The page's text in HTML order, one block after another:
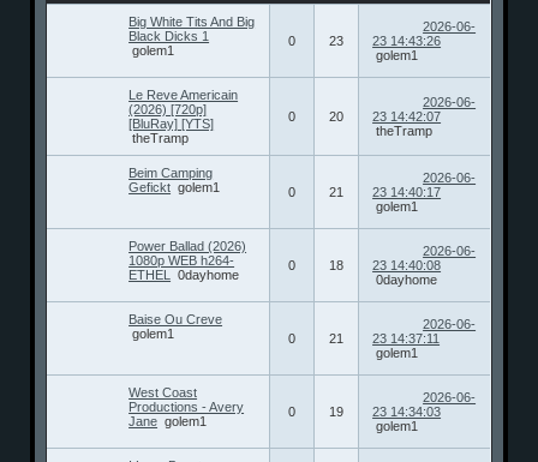
Big White Tits And Big
Black Dicks 1
golem1
0 23
2026-06-
23 14:43:26
golem1
Le Reve Americain
(2026) [720p]
[BluRay] [YTS]
theTramp
0 20
2026-06-
23 14:42:07
theTramp
Beim Camping
Gefickt golem1 0 21
2026-06-
23 14:40:17
golem1
Power Ballad (2026)
1080p WEB h264-
ETHEL
0dayhome
0 18
2026-06-
23 14:40:08
0dayhome
Baise Ou Creve
golem1
0 21
2026-06-
23 14:37:11
golem1
West Coast
Productions - Avery
Jane golem1
0 19
2026-06-
23 14:34:03
golem1